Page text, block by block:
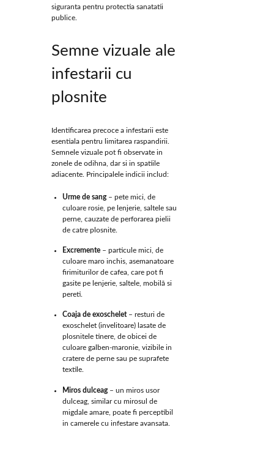
siguranta pentru protectia sanatatii
publice.
Semne vizuale ale
infestarii cu
plosnite
Identificarea precoce a infestarii este
esentiala pentru limitarea raspandirii.
Semnele vizuale pot fi observate in
zonele de odihna, dar si in spatiile
adiacente. Principalele indicii includ:
Urme de sang– pete mici, de
culoare rosie, pe lenjerie, saltele sau
perne, cauzate de perforarea pielii
de catre plosnite.
Excremente – particule mici, de
culoare maro inchis, asemanatoare
firimiturilor de cafea, care pot fi
gasite pe lenjerie, saltele, mobilă si
pereti.
Coaja de exoschelet– resturi de
exoschelet (invelitoare) lasate de
plosnitele tinere, de obicei de
culoare galben-maronie, vizibile in
cratere de perne sau pe suprafete
textile.
Miros dulceag– un miros usor
dulceag, similar cu mirosul de
migdale amare, poate fi perceptibil
in camerele cu infestare avansata.